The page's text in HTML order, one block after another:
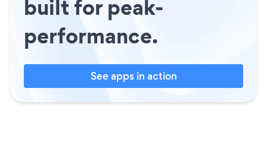
built for peak-
performance.
See apps in action